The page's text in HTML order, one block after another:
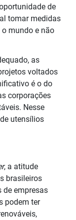
de
tomar medidas
mundo e não
as
voltados
é o do
corporações
Nesse
utensílios
, a atitude
brasileiros
de empresas
podem ter